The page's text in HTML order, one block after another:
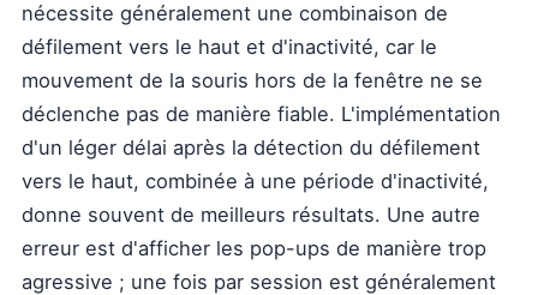
nécessite généralement une combinaison de
défilement vers le haut et d'inactivité, car le
mouvement de la souris hors de la fenêtre ne se
déclenche pas de manière fiable. L'implémentation
d'un léger délai après la détection du défilement
vers le haut, combinée à une période d'inactivité,
donne souvent de meilleurs résultats. Une autre
erreur est d'afficher les pop-ups de manière trop
agressive ; une fois par session est généralement